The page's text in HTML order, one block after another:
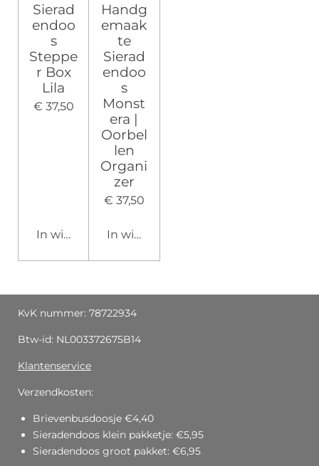
Sierad
endoo
s
Steppe
r Box
Lila
€ 37,50
In winkelwagen
Handg
emaak
te
Sierad
endoo
s
Monst
era |
Oorbel
len
Organi
zer
€ 37,50
In winkelwagen
KvK nummer: 78722934
Btw-id: NL003372675B14
Klantenservice
Verzendkosten:
Brievenbusdoosje €4,40
Sieradendoos klein pakketje: €5,95
Sieradendoos groot pakket: €6,95